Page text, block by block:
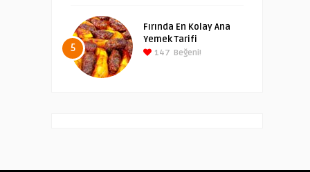
5
Fırında En Kolay Ana
Yemek Tarifi
147 Beğeni!